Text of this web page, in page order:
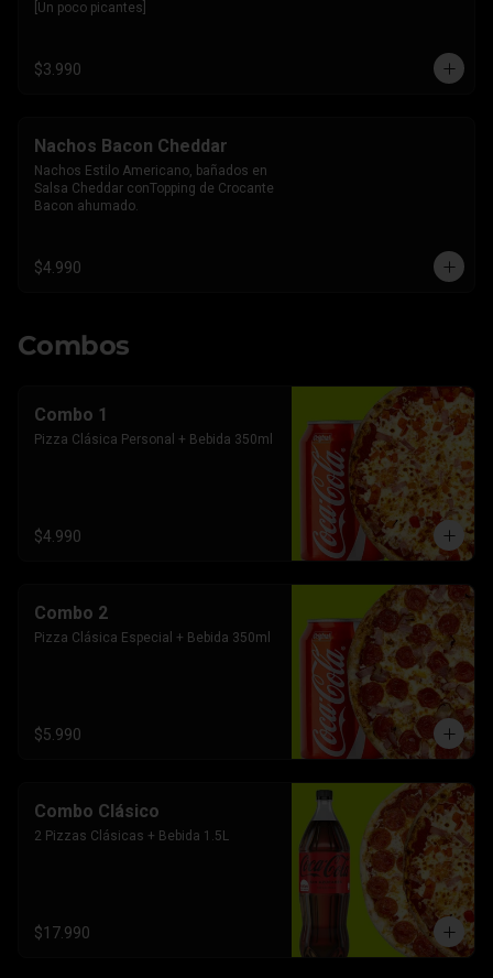
[Un poco picantes]
$3.990
Nachos Bacon Cheddar
Nachos Estilo Americano, bañados en
Salsa Cheddar conTopping de Crocante
Bacon ahumado.
$4.990
Combos
Combo 1
Pizza Clásica Personal + Bebida 350ml
$4.990
Combo 2
Pizza Clásica Especial + Bebida 350ml
$5.990
Combo Clásico
2 Pizzas Clásicas + Bebida 1.5L
$17.990